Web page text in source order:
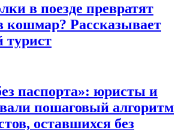
в поезде превратят
кошмар? Рассказывает
паспорта»: юристы и
пошаговый алгоритм
оставшихся без